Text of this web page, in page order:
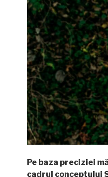
Pe baza preciziei
cadrul conceptului